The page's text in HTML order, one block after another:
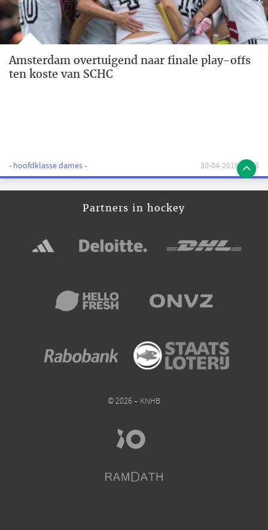
Amsterdam overtuigend naar finale play-offs
ten koste van SCHC
- hoofdklasse dames - 30-04-2016 13:56
Partners in hockey
© 2026 – KNHB